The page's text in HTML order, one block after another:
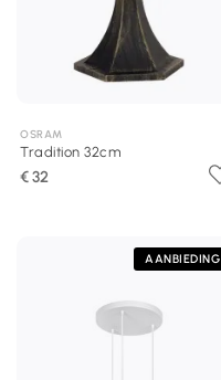
OSRAM
Tradition 32cm
€ 32
AANBIEDING